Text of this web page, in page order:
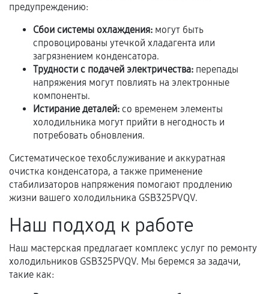
Расширенная гарантия
В некоторых случаях возможно оформление
расширенной гарантии. Стоимость, сроки и
условия продления согласовываются отдельно и
фиксируются в документах.
Когда гарантия не действует
Нарушение правил эксплуатации,
механические повреждения, попадание влаги,
перегрев, коррозия.
Самостоятельный ремонт или вмешательство
третьих лиц.
Естественный износ деталей, если иное не
предусмотрено отдельно.
предупреждению:
Сбои системы охлаждения: могут быть
спровоцированы утечкой хладагента или
загрязнением конденсатора.
Трудности с подачей электричества: перепады
напряжения могут повлиять на электронные
компоненты.
Истирание деталей: со временем элементы
холодильника могут прийти в негодность и
потребовать обновления.
Систематическое техобслуживание и аккуратная
очистка конденсатора, а также применение
стабилизаторов напряжения помогают продлению
жизни вашего холодильника GSB325PVQV.
Наш подход к работе
Наш мастерская предлагает комплекс услуг по ремонту
холодильников GSB325PVQV. Мы беремся за задачи,
такие как: